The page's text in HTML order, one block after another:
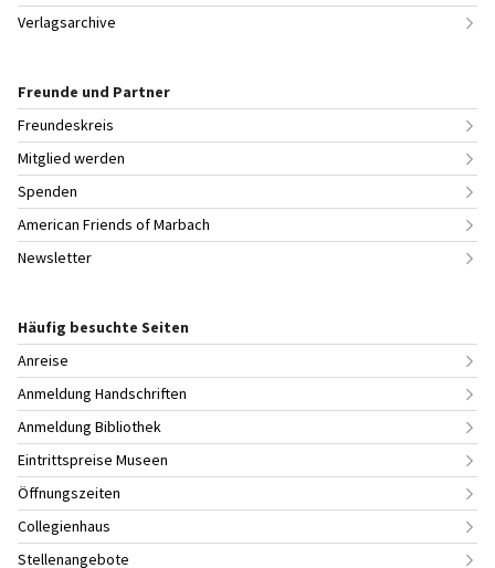
Verlagsarchive
Freunde und Partner
Freundeskreis
Mitglied werden
Spenden
American Friends of Marbach
Newsletter
Häufig besuchte Seiten
Anreise
Anmeldung Handschriften
Anmeldung Bibliothek
Eintrittspreise Museen
Öffnungszeiten
Collegienhaus
Stellenangebote